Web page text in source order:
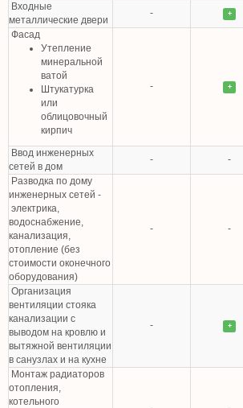
Входные
металлические двери
- +
Фасад
Утепление
минеральной
ватой
Штукатурка
или
облицовочный
кирпич
- +
Ввод инженерных
сетей в дом
- -
Разводка по дому
инженерных сетей -
электрика,
водоснабжение,
канализация,
отопление (без
стоимости оконечного
оборудования)
- -
Организация
вентиляции стояка
канализации с
выводом на кровлю и
вытяжной вентиляции
в санузлах и на кухне
- +
Монтаж радиаторов
отопления,
котельного